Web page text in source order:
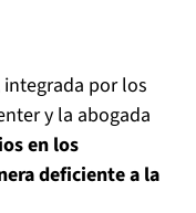
integrada por los
y la abogada
en los
deficiente a la